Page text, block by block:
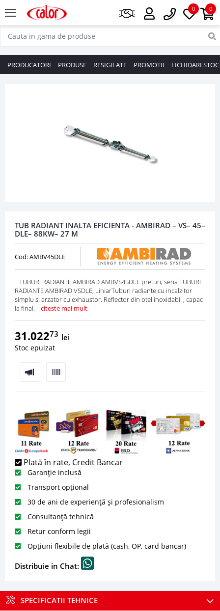
0
0
PRODUCATORI PRODUSE RESIGILATE PROMOTII LICHIDARI STOC
TUB RADIANT INALTA EFICIENTA - AMBIRAD – VS– 45–
DLE– 88KW– 27 M
Cod: AMBV45DLE
TUBURI RADIANTE AMBIRAD AMBVS45DLE preturi, seria TUBURI
RADIANTE AMBIRAD VSDLE, LiniarTuburi radiante cu incalzitor
simplu si arzator cu exhaustor. Reflector din otel inoxidabil , capac
la final. citeste mai mult
31.02273 lei
Stoc epuizat
Plată în rate, Credit Bancar
Garanție inclusă
Transport opțional
30 de ani de experiență și profesionalism
Consultanță tehnică
Retur conform legii
Opțiuni flexibile de plată (cash, OP, card bancar)
Distribuie in Chat:
SPECIFICATII TEHNICE